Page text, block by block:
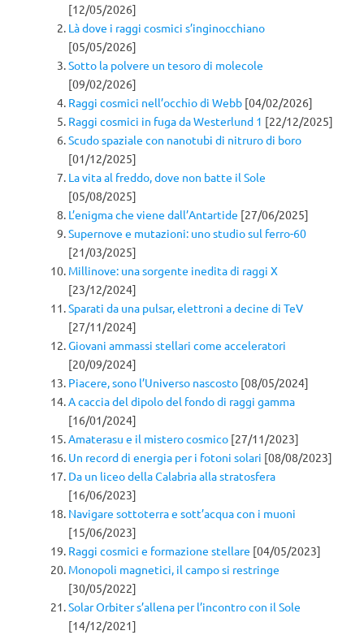
[12/05/2026]
Là dove i raggi cosmici s’inginocchiano
[05/05/2026]
Sotto la polvere un tesoro di molecole
[09/02/2026]
Raggi cosmici nell’occhio di Webb [04/02/2026]
Raggi cosmici in fuga da Westerlund 1 [22/12/2025]
Scudo spaziale con nanotubi di nitruro di boro
[01/12/2025]
La vita al freddo, dove non batte il Sole
[05/08/2025]
L’enigma che viene dall’Antartide [27/06/2025]
Supernove e mutazioni: uno studio sul ferro-60
[21/03/2025]
Millinove: una sorgente inedita di raggi X
[23/12/2024]
Sparati da una pulsar, elettroni a decine di TeV
[27/11/2024]
Giovani ammassi stellari come acceleratori
[20/09/2024]
Piacere, sono l’Universo nascosto [08/05/2024]
A caccia del dipolo del fondo di raggi gamma
[16/01/2024]
Amaterasu e il mistero cosmico [27/11/2023]
Un record di energia per i fotoni solari [08/08/2023]
Da un liceo della Calabria alla stratosfera
[16/06/2023]
Navigare sottoterra e sott’acqua con i muoni
[15/06/2023]
Raggi cosmici e formazione stellare [04/05/2023]
Monopoli magnetici, il campo si restringe
[30/05/2022]
Solar Orbiter s’allena per l’incontro con il Sole
[14/12/2021]